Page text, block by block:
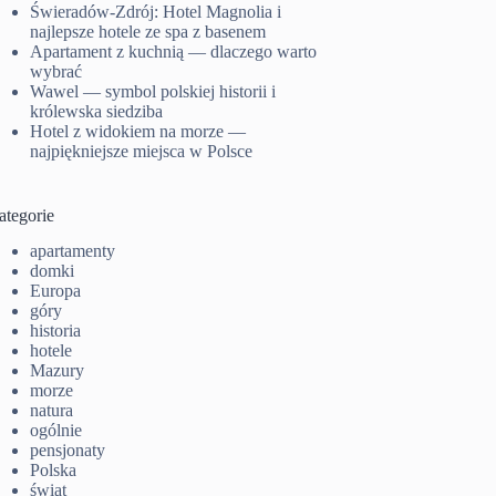
Świeradów-Zdrój: Hotel Magnolia i
najlepsze hotele ze spa z basenem
Apartament z kuchnią — dlaczego warto
wybrać
Wawel — symbol polskiej historii i
królewska siedziba
Hotel z widokiem na morze —
najpiękniejsze miejsca w Polsce
apartamenty
domki
Europa
góry
historia
hotele
Mazury
morze
natura
ogólnie
pensjonaty
Polska
świat